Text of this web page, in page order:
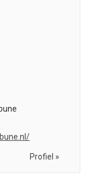
Profiel »